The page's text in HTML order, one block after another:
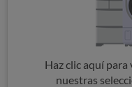
Haz clic aquí
nuestras